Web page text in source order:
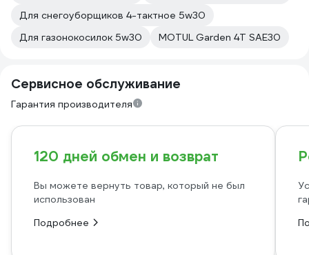
Для снегоуборщиков 4-тактное 5w30
Для газонокосилок 5w30
MOTUL Garden 4T SAE30
Сервисное обслуживание
Гарантия производителя
120 дней обмен и возврат
Вы можете вернуть товар, который не был
использован
Подробнее